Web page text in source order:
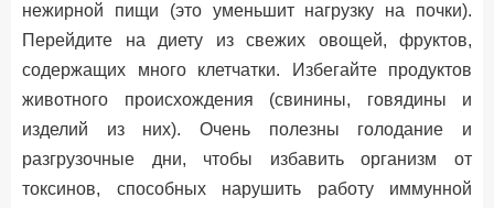
нежирной пищи (это уменьшит нагрузку на почки).
Перейдите на диету из свежих овощей, фруктов,
содержащих много клетчатки. Избегайте продуктов
животного происхождения (свинины, говядины и
изделий из них). Очень полезны голодание и
разгрузочные дни, чтобы избавить организм от
токсинов, способных нарушить работу иммунной